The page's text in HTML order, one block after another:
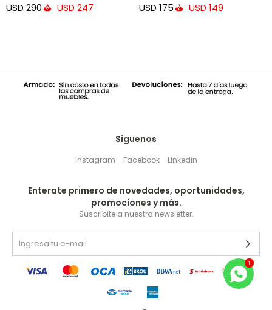
USD 290 USD 247 USD 175 USD 149
Síguenos
Instagram Facebook Linkedin
Enterate primero de novedades, oportunidades,
promociones y más.
Suscribite a nuestra newsletter.